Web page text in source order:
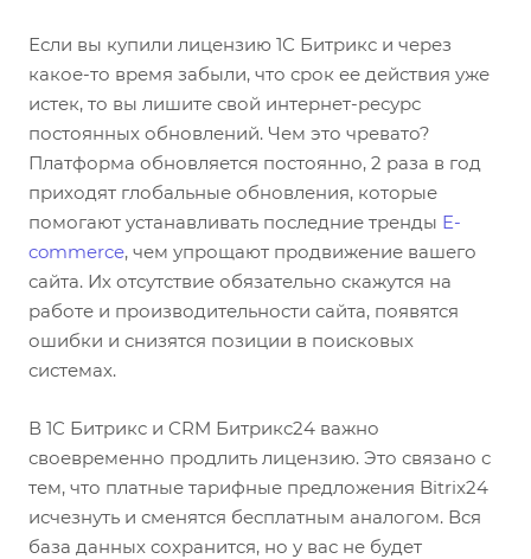
Если вы купили лицензию 1С Битрикс и через
какое-то время забыли, что срок ее действия уже
истек, то вы лишите свой интернет-ресурс
постоянных обновлений. Чем это чревато?
Платформа обновляется постоянно, 2 раза в год
приходят глобальные обновления, которые
помогают устанавливать последние тренды E-
commerce, чем упрощают продвижение вашего
сайта. Их отсутствие обязательно скажутся на
работе и производительности сайта, появятся
ошибки и снизятся позиции в поисковых
системах.
В 1С Битрикс и CRM Битрикс24 важно
своевременно продлить лицензию. Это связано с
тем, что платные тарифные предложения Bitrix24
исчезнуть и сменятся бесплатным аналогом. Вся
база данных сохранится, но у вас не будет